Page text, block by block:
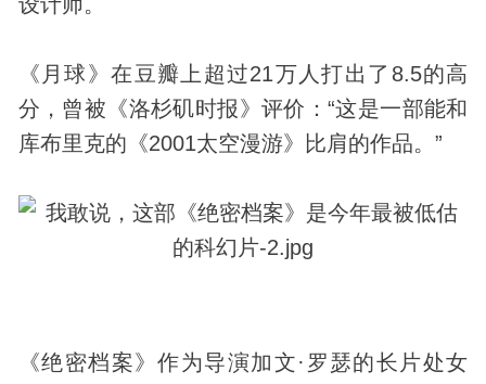
设计师。
《月球》在豆瓣上超过21万人打出了8.5的高
分，曾被《洛杉矶时报》评价：“这是一部能和
库布里克的《2001太空漫游》比肩的作品。”
《绝密档案》作为导演加文·罗瑟的长片处女